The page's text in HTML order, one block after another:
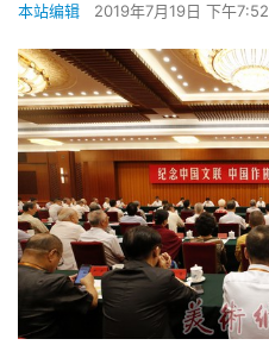
首
页
艺
坛
本站编辑 2019年7月19日 下午7:52